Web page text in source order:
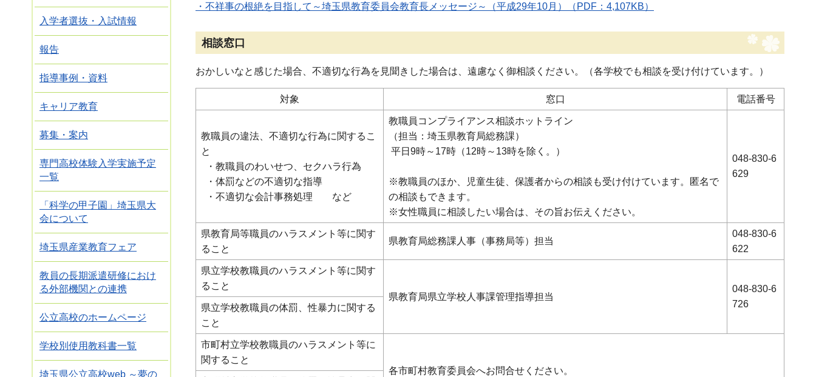
入学者選抜・入試情報
報告
指導事例・資料
キャリア教育
募集・案内
専門高校体験入学実施予定
一覧
「科学の甲子園」埼玉県大
会について
埼玉県産業教育フェア
教員の長期派遣研修におけ
る外部機関との連携
公立高校のホームページ
学校別使用教科書一覧
埼玉県公立高校web ～夢の
・不祥事の根絶を目指して～埼玉県教育委員会教育長メッセージ～（平成29年10月）（PDF：4,107KB）
相談窓口
おかしいなと感じた場合、不適切な行為を見聞きした場合は、遠慮なく御相談ください。（各学校でも相談を受け付けています。）
対象 窓口 電話番号
教職員の違法、不適切な行為に関するこ
と
・教職員のわいせつ、セクハラ行為
・体罰などの不適切な指導
・不適切な会計事務処理 など
教職員コンプライアンス相談ホットライン
（担当：埼玉県教育局総務課）
平日9時～17時（12時～13時を除く。）
※教職員のほか、児童生徒、保護者からの相談も受け付けています。匿名で
の相談もできます。
※女性職員に相談したい場合は、その旨お伝えください。
048-830-6
629
県教育局等職員のハラスメント等に関す
ること
県教育局総務課人事（事務局等）担当
048-830-6
622
県立学校教職員のハラスメント等に関す
ること
県教育局県立学校人事課管理指導担当
048-830-6
726
県立学校教職員の体罰、性暴力に関する
こと
市町村立学校教職員のハラスメント等に
関すること
各市町村教育委員会へお問合せください。